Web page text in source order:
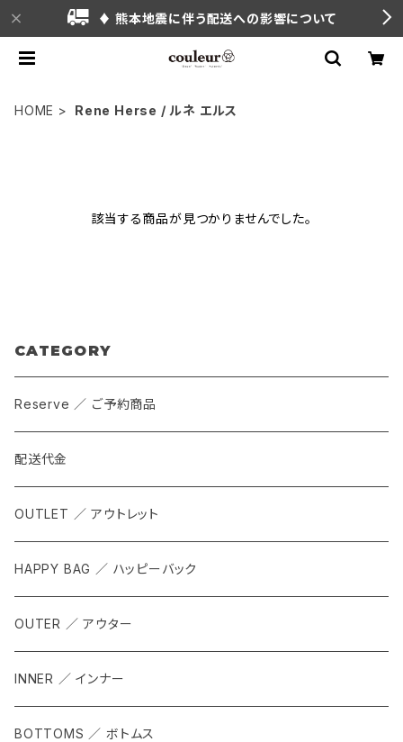
♦ 熊本地震に伴う配送への影響について
HOME Rene Herse / ルネ エルス
該当する商品が見つかりませんでした。
CATEGORY
Reserve ／ ご予約商品
配送代金
OUTLET ／ アウトレット
HAPPY BAG ／ ハッピーバック
OUTER ／ アウター
INNER ／ インナー
BOTTOMS ／ ボトムス